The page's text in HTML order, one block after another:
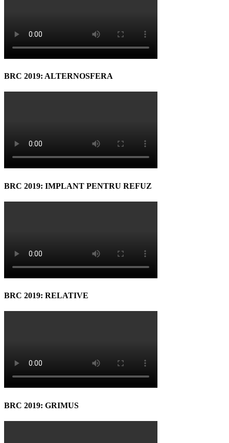
BRC 2019: ALTERNOSFERA
BRC 2019: IMPLANT PENTRU REFUZ
BRC 2019: RELATIVE
BRC 2019: GRIMUS